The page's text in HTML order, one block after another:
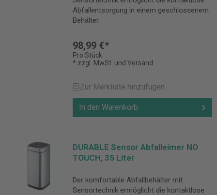
Abfallentsorgung in einem geschlossenem
Behälter.
98,99 €*
Pro Stück
* zzgl. MwSt. und Versand
Zur Merkliste hinzufügen
In den Warenkorb
DURABLE Sensor Abfalleimer NO
TOUCH, 35 Liter
Der komfortable Abfallbehälter mit
Sensortechnik ermöglicht die kontaktlose